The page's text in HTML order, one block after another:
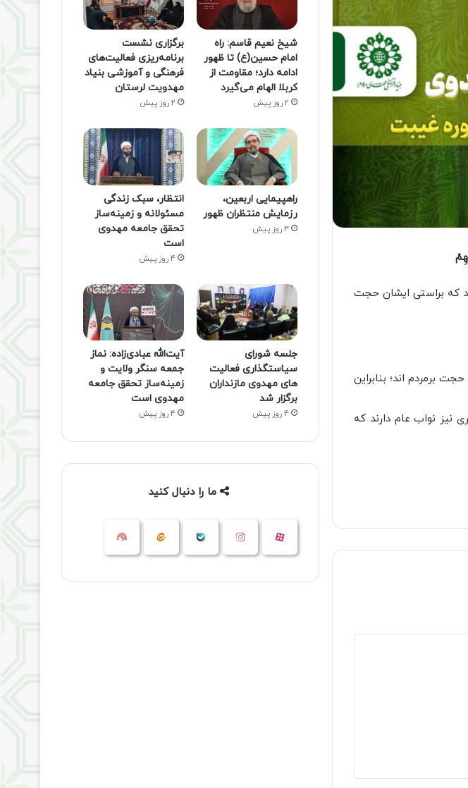
که براستی ایشان حجت
برمردم اند؛ بنابراین
نواب عام دارند که
شیخ نعیم قاسم: راه
امام حسین(ع) تا ظهور
ادامه دارد؛ مقاومت از
کربلا الهام می‌گیرد
2 روز پیش
برگزاری نشست
برنامه‌ریزی فعالیت‌های
فرهنگی و آموزشی بنیاد
مهدویت لرستان
2 روز پیش
راهپیمایی اربعین،
رزمایش منتظران ظهور
3 روز پیش
انتظار، سبک زندگی
مسئولانه و زمینه‌ساز
تحقق جامعه مهدوی
است
4 روز پیش
جلسه شورای
سیاستگذاری فعالیت
های مهدوی مازنداران
برگزار شد
4 روز پیش
آیت‌الله عبادی‌زاده: نماز
جمعه سنگر ولایت و
زمینه‌ساز تحقق جامعه
مهدوی است
4 روز پیش
ما را دنبال کنید
آپارات اینستاگرام ایتا